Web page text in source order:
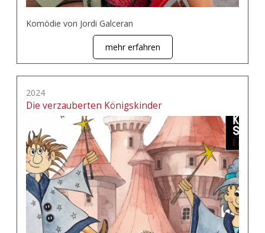
Komödie von Jordi Galceran
mehr erfahren
2024
Die verzauberten Königskinder